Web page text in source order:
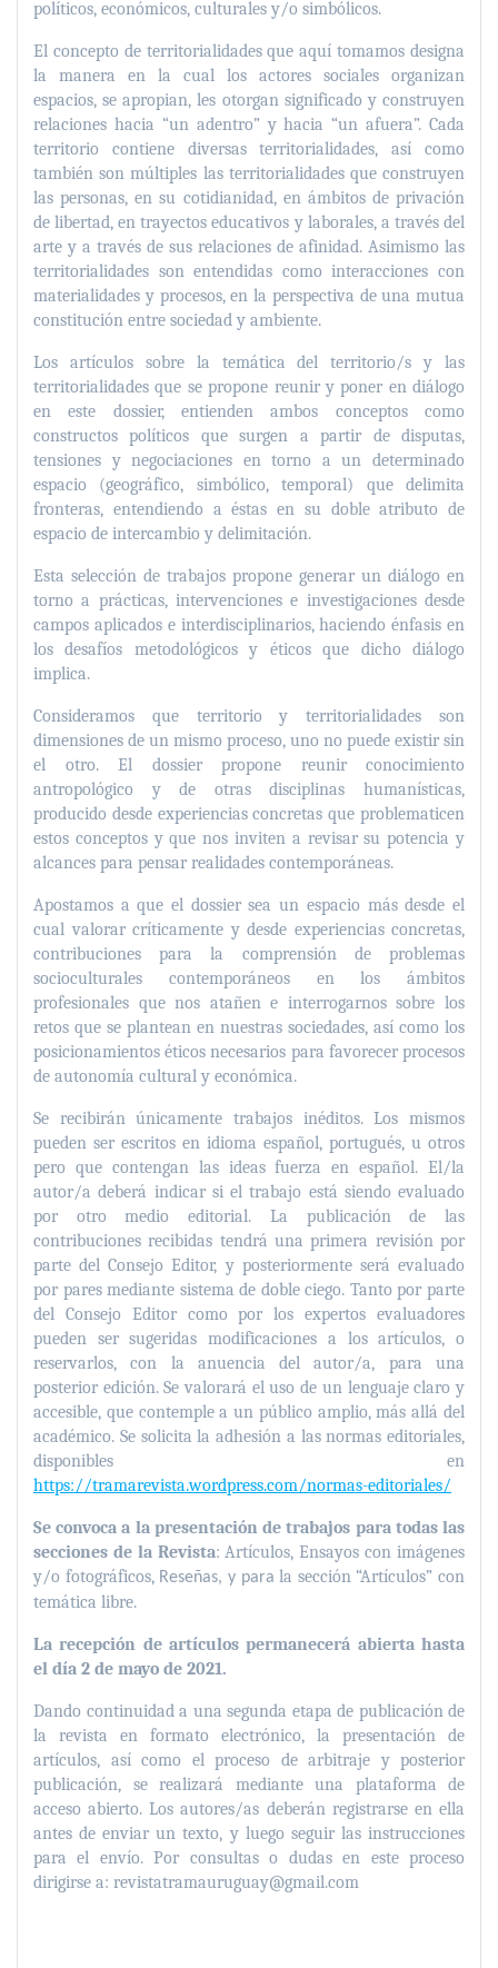
políticos, económicos, culturales y/o simbólicos.
El concepto de territorialidades que aquí tomamos designa
la manera en la cual los actores sociales organizan
espacios, se apropian, les otorgan significado y construyen
relaciones hacia “un adentro” y hacia “un afuera”. Cada
territorio contiene diversas territorialidades, así como
también son múltiples las territorialidades que construyen
las personas, en su cotidianidad, en ámbitos de privación
de libertad, en trayectos educativos y laborales, a través del
arte y a través de sus relaciones de afinidad. Asimismo las
territorialidades son entendidas como interacciones con
materialidades y procesos, en la perspectiva de una mutua
constitución entre sociedad y ambiente.
Los artículos sobre la temática del territorio/s y las
territorialidades que se propone reunir y poner en diálogo
en este dossier, entienden ambos conceptos como
constructos políticos que surgen a partir de disputas,
tensiones y negociaciones en torno a un determinado
espacio (geográfico, simbólico, temporal) que delimita
fronteras, entendiendo a éstas en su doble atributo de
espacio de intercambio y delimitación.
Esta selección de trabajos propone generar un diálogo en
torno a prácticas, intervenciones e investigaciones desde
campos aplicados e interdisciplinarios, haciendo énfasis en
los desafíos metodológicos y éticos que dicho diálogo
implica.
Consideramos que territorio y territorialidades son
dimensiones de un mismo proceso, uno no puede existir sin
el otro. El dossier propone reunir conocimiento
antropológico y de otras disciplinas humanísticas,
producido desde experiencias concretas que problematicen
estos conceptos y que nos inviten a revisar su potencia y
alcances para pensar realidades contemporáneas.
Apostamos a que el dossier sea un espacio más desde el
cual valorar críticamente y desde experiencias concretas,
contribuciones para la comprensión de problemas
socioculturales contemporáneos en los ámbitos
profesionales que nos atañen e interrogarnos sobre los
retos que se plantean en nuestras sociedades, así como los
posicionamientos éticos necesarios para favorecer procesos
de autonomía cultural y económica.
Se recibirán únicamente trabajos inéditos. Los mismos
pueden ser escritos en idioma español, portugués, u otros
pero que contengan las ideas fuerza en español. El/la
autor/a deberá indicar si el trabajo está siendo evaluado
por otro medio editorial. La publicación de las
contribuciones recibidas tendrá una primera revisión por
parte del Consejo Editor, y posteriormente será evaluado
por pares mediante sistema de doble ciego. Tanto por parte
del Consejo Editor como por los expertos evaluadores
pueden ser sugeridas modificaciones a los artículos, o
reservarlos, con la anuencia del autor/a, para una
posterior edición. Se valorará el uso de un lenguaje claro y
accesible, que contemple a un público amplio, más allá del
académico. Se solicita la adhesión a las normas editoriales,
disponibles en
https://tramarevista.wordpress.com/normas-editoriales/
Se convoca a la presentación de trabajos para todas las
secciones de la Revista: Artículos, Ensayos con imágenes
y/o fotográficos, Reseñas, y parala sección “Artículos” con
temática libre.
La recepción de artículos permanecerá abierta hasta
el día 2 de mayo de 2021.
Dando continuidad a una segunda etapa de publicación de
la revista en formato electrónico, la presentación de
artículos, así como el proceso de arbitraje y posterior
publicación, se realizará mediante una plataforma de
acceso abierto. Los autores/as deberán registrarse en ella
antes de enviar un texto, y luego seguir las instrucciones
para el envío. Por consultas o dudas en este proceso
dirigirse a: revistatramauruguay@gmail.com